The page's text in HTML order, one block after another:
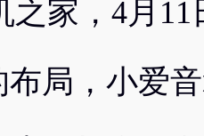
之家，4月
布局，小爱